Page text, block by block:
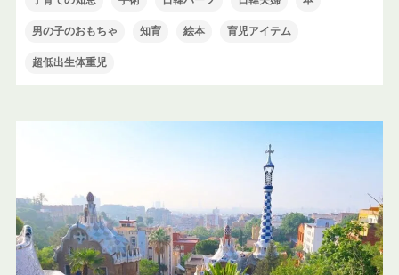
男の子のおもちゃ 知育 絵本 育児アイテム
超低出生体重児